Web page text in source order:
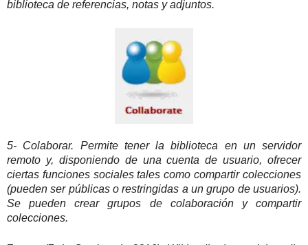
biblioteca de referencias, notas y adjuntos.
5- Colaborar. Permite tener la biblioteca en un servidor
remoto y, disponiendo de una cuenta de usuario, ofrecer
ciertas funciones sociales tales como compartir colecciones
(pueden ser públicas o restringidas a un grupo de usuarios).
Se pueden crear grupos de colaboración y compartir
colecciones.